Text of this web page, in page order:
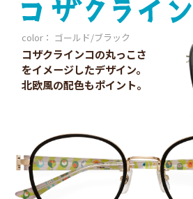
color： ゴールド/ブラック
コザクラインコの丸っこさ
をイメージしたデザイン。
北欧風の配色もポイント。